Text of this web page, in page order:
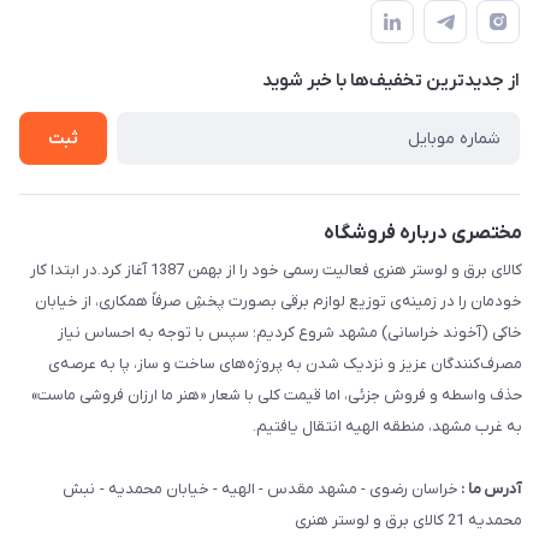
لیست محصولات
درباره ما
سامانه پیگیری مرسولات اداره پست
سوالات متداول
قوانین و مقررات
حریم خصوصی
از جدید‌ترین تخفیف‌ها با‌ خبر شوید
ثبت
مختصری درباره فروشگاه
کالای برق و لوستر هنری فعالیت رسمی خود را از بهمن 1387 آغاز کرد.در ابتدا کار
خودمان را در زمینه‌ی توزیع لوازم برقی بصورت پخشِ صرفاً همکاری، از خیابان
خاکی (آخوند خراسانی) مشهد شروع کردیم؛ سپس با توجه به احساس نیاز
مصرف‌کنندگان عزیز و نزدیک شدن به پروژه‌های ساخت و ساز، پا به عرصه‌ی
حذف واسطه و فروش جزئی، اما قیمت کلی با شعار «هنر ما ارزان فروشی ماست»
به غرب مشهد، منطقه الهیه انتقال یافتیم.
آدرس ما : خراسان رضوی - مشهد مقدس - الهیه - خیابان محمدیه - نبش
محمدیه 21 کالای برق و لوستر هنری